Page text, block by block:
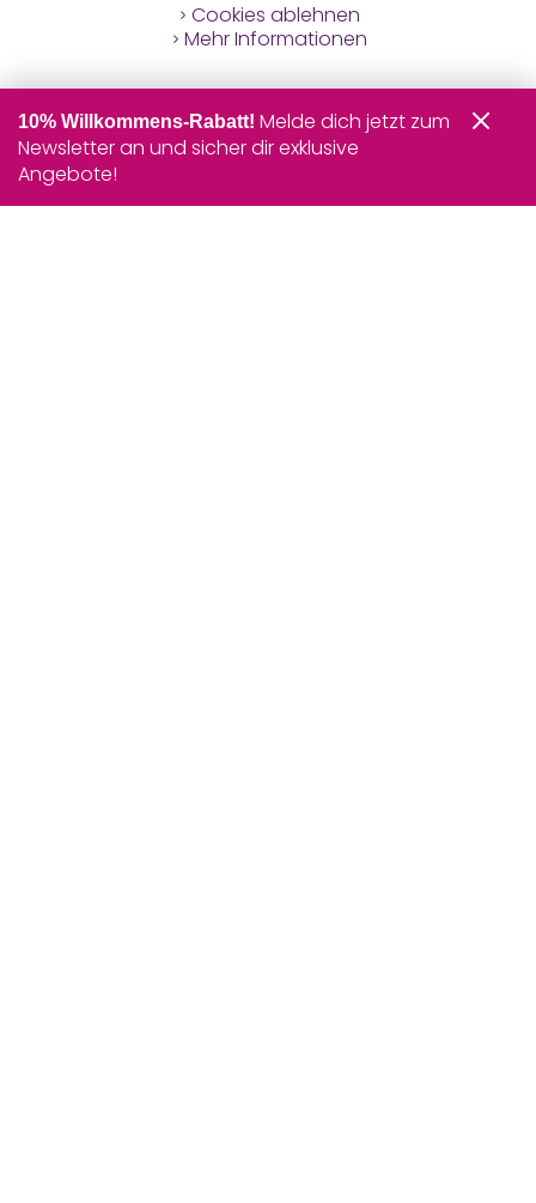
Cookies ablehnen
Mehr Informationen
10% Willkommens-Rabatt! Melde dich jetzt zum
Newsletter an und sicher dir exklusive
Angebote!